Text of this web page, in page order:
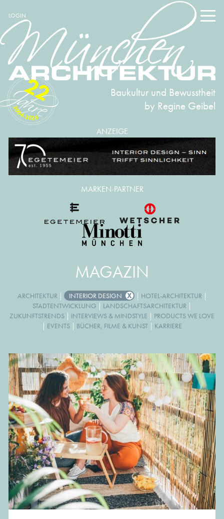
LOGIN
Baukultur und Bewusstheit
by Regine Geibel
2004-2026
22
ANZEIGE
MAGAZIN
ARCHITEKTUR | INTERIOR DESIGN | HOTEL-ARCHITEKTUR |
STADTENTWICKLUNG | LANDSCHAFTSARCHITEKTUR |
ZUKUNFTSTRENDS | INTERVIEWS & MINDSTYLE | PRODUCTS WE LOVE
| EVENTS | BÜCHER, FILME & KUNST | KARRIERE